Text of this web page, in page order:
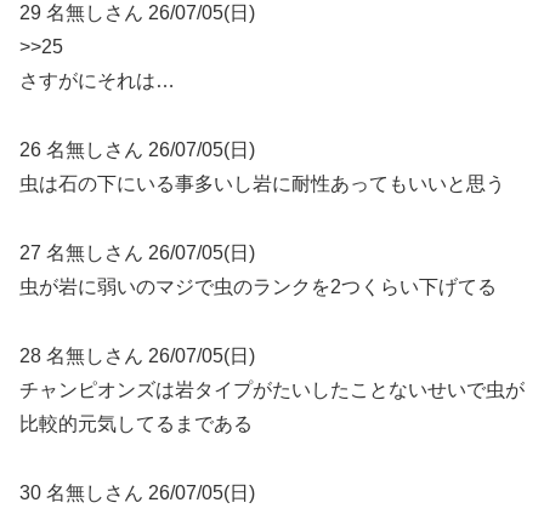
29 名無しさん 26/07/05(日)
>>25
さすがにそれは…
26 名無しさん 26/07/05(日)
虫は石の下にいる事多いし岩に耐性あってもいいと思う
27 名無しさん 26/07/05(日)
虫が岩に弱いのマジで虫のランクを2つくらい下げてる
28 名無しさん 26/07/05(日)
チャンピオンズは岩タイプがたいしたことないせいで虫が
比較的元気してるまである
30 名無しさん 26/07/05(日)